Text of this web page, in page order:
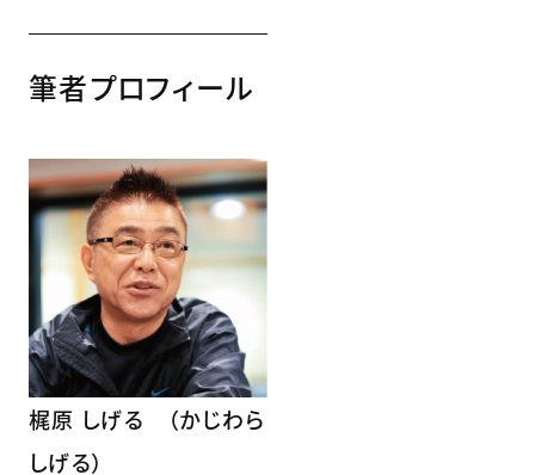
筆者プロフィール
梶原 しげる （かじわら
しげる）